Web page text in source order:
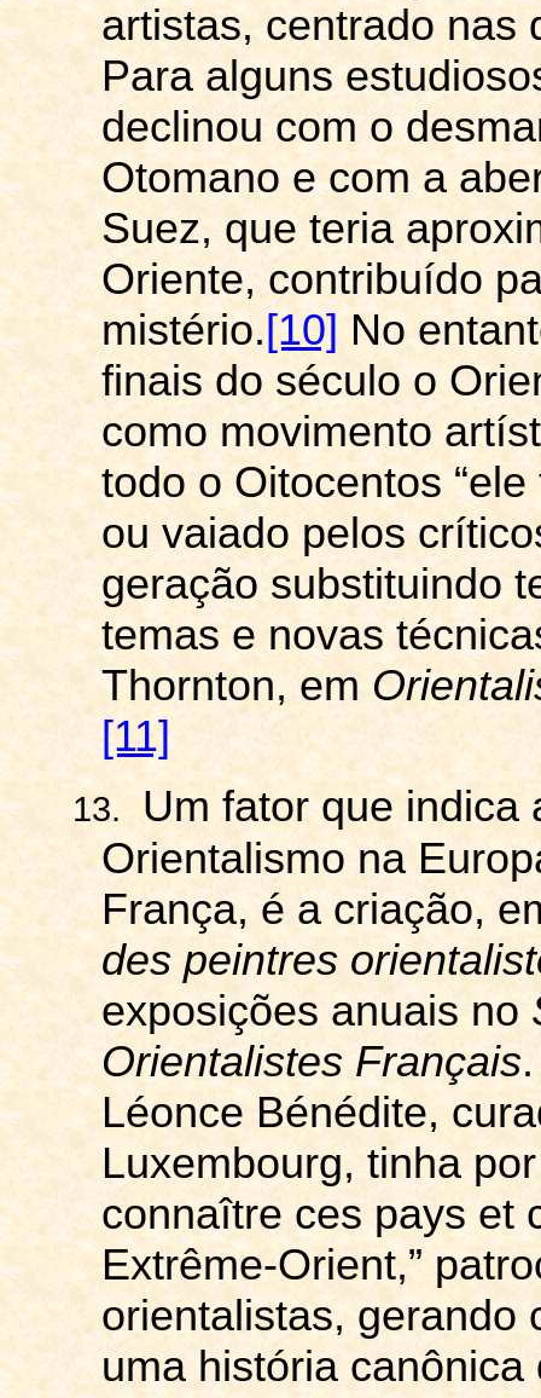
artistas, centrado nas
Para alguns
declinou com o
Otomano e com a
Suez, que teria
Oriente, contribuído
mistério. [10] No
finais do século o
como movimento
todo o Oitocentos
ou vaiado pelos
geração substituindo
temas e novas
Thornton, em
[11]
13.
Um fator que indica
Orientalismo na
França, é a criação,
des peintres
exposições anuais no
OrientalistesFrançais
Léonce Bénédite,
Luxembourg, tinha
connaître ces pays et
Extrême-Orient,”
orientalistas, gerando
uma história